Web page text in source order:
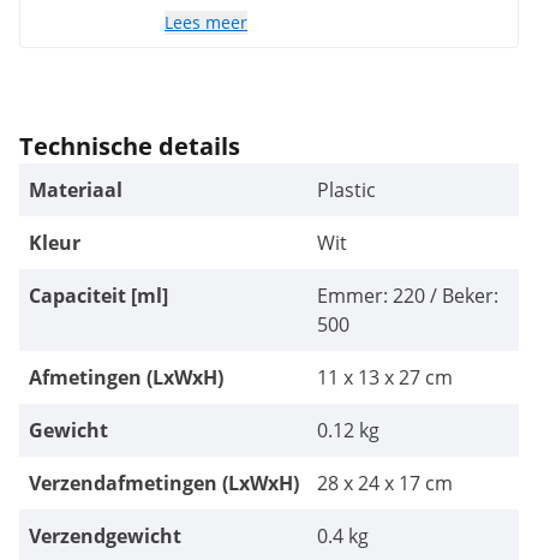
Lees meer
Technische details
Materiaal
Plastic
Kleur
Wit
Capaciteit [ml]
Emmer: 220 / Beker:
500
Afmetingen (LxWxH)
11 x 13 x 27 cm
Gewicht
0.12 kg
Verzendafmetingen (LxWxH)
28 x 24 x 17 cm
Verzendgewicht
0.4 kg